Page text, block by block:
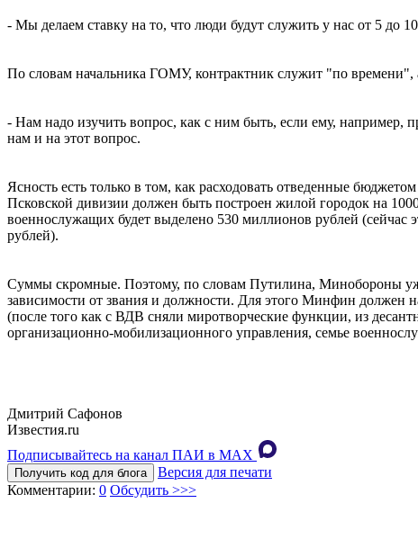
- Мы делаем ставку на то, что люди будут служить у нас от 5 до
По словам начальника ГОМУ, контрактник служит "по времени",
- Нам надо изучить вопрос, как с ним быть, если ему, например,
нам и на этот вопрос.
Ясность есть только в том, как расходовать отведенные
Псковской дивизии должен быть построен жилой городок на
военнослужащих будет выделено 530 миллионов рублей (сейчас
рублей).
Суммы скромные. Поэтому, по словам Путилина, Минобороны
зависимости от звания и должности. Для этого Минфин
(после того как с ВДВ сняли миротворческие функции, из
организационно-мобилизационного управления, семье
Дмитрий Сафонов
Известия.ru
Подписывайтесь на канал ПАИ в MAХ
Получить код для блога
Версия для печати
Комментарии: 0 Обсудить >>>